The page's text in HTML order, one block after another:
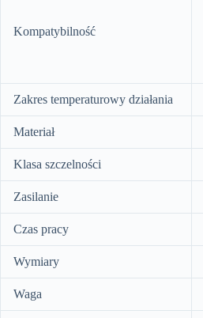
Kompatybilność
Zakres temperaturowy działania
Materiał
Klasa szczelności
Zasilanie
Czas pracy
Wymiary
Waga